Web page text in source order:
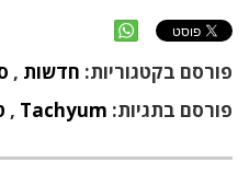
פורסם בקטגוריות: חדשות ,
פורסם בתגיות: Tachyum
,